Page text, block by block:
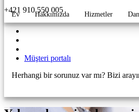
Ev Hakkımızda Hizmetler
Müşteri portalı
Herhangi bir sorunuz var mı? Bizi
+421 910 550 005